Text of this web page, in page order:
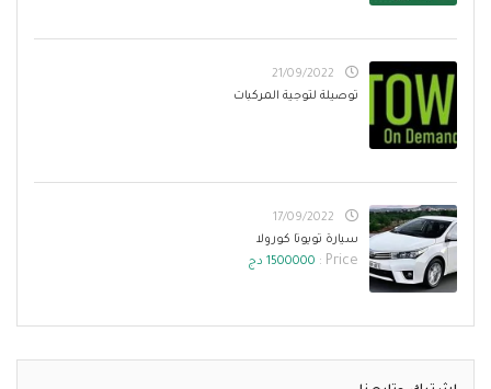
21/09/2022
توصيلة لتوجية المركبات
17/09/2022
سيارة تويوتا كورولا
Price : 1500000 دج